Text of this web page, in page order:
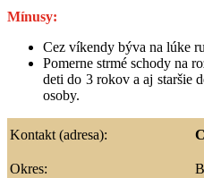
Mínusy:
Cez víkendy býva na lúke
Pomerne strmé schody na
deti do 3 rokov a aj staršie
osoby.
Kontakt (adresa):
Okres: